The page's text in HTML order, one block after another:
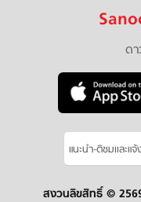
ด
แนะนำ-ติชมเเละ
สงวนลิขสิทธิ์ ©